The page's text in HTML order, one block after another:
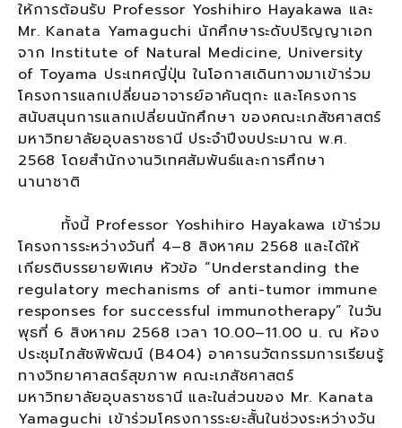
ให้การต้อนรับ Professor Yoshihiro Hayakawa และ
Mr. Kanata Yamaguchi นักศึกษาระดับปริญญาเอก
จาก Institute of Natural Medicine, University
of Toyama ประเทศญี่ปุ่น ในโอกาสเดินทางมาเข้าร่วม
โครงการแลกเปลี่ยนอาจารย์อาคันตุกะ และโครงการ
สนับสนุนการแลกเปลี่ยนนักศึกษา ของคณะเภสัชศาสตร์
มหาวิทยาลัยอุบลราชธานี ประจำปีงบประมาณ พ.ศ.
2568 โดยสำนักงานวิเทศสัมพันธ์และการศึกษา
นานาชาติ
ทั้งนี้ Professor Yoshihiro Hayakawa เข้าร่วม
โครงการระหว่างวันที่ 4–8 สิงหาคม 2568 และได้ให้
เกียรติบรรยายพิเศษ หัวข้อ “Understanding the
regulatory mechanisms of anti-tumor immune
responses for successful immunotherapy” ในวัน
พุธที่ 6 สิงหาคม 2568 เวลา 10.00–11.00 น. ณ ห้อง
ประชุมไภสัชพิพัฒน์ (B404) อาคารนวัตกรรมการเรียนรู้
ทางวิทยาศาสตร์สุขภาพ คณะเภสัชศาสตร์
มหาวิทยาลัยอุบลราชธานี และในส่วนของ Mr. Kanata
Yamaguchi เข้าร่วมโครงการระยะสั้นในช่วงระหว่างวัน